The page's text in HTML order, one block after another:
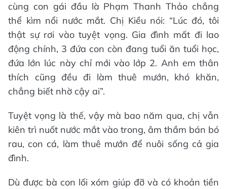
cùng con gái đầu là Phạm Thanh Thảo chẳng
thể kìm nổi nước mắt. Chị Kiều nói: “Lúc đó, tôi
thật sự rơi vào tuyệt vọng. Gia đình mất đi lao
động chính, 3 đứa con còn đang tuổi ăn tuổi học,
đứa lớn lúc này chỉ mới vào lớp 2. Anh em thân
thích cũng đều đi làm thuê mướn, khó khăn,
chẳng biết nhờ cậy ai”.
Tuyệt vọng là thế, vậy mà bao năm qua, chị vẫn
kiên trì nuốt nước mắt vào trong, âm thầm bán bó
rau, con cá, làm thuê mướn để nuôi sống cả gia
đình.
Dù được bà con lối xóm giúp đỡ và có khoản tiền